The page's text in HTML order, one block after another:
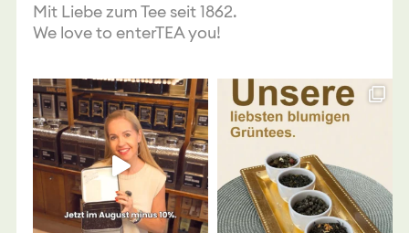
Mit Liebe zum Tee seit 1862.
We love to enterTEA you!